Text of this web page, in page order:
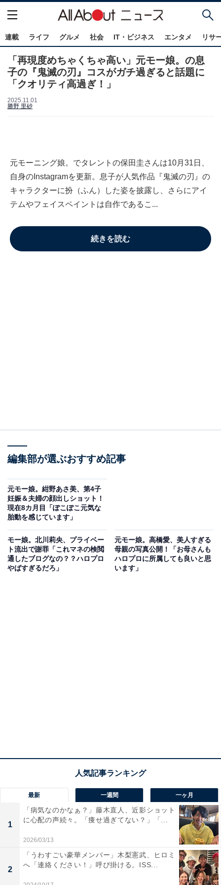
連載 ライフ グルメ 社会 IT・ビジネス エンタメ リサ
「再現度めちゃくちゃ高い」元モー娘。の息
子の『鬼滅の刃』コスがガチ過ぎると話題に
「クオリティ高過ぎ！」
2025.11.01
勝野 里砂
元モーニング娘。でタレントの保田圭さんは10月31日、
自身のInstagramを更新。息子が人気作品『鬼滅の刃』の
キャラクターに扮（ふん）した姿を披露し、さらにアイ
テムやフェイスペイントは自作であるこ...
続きを読む
編集部が選ぶおすすめ記事
元モー娘。紺野あさ美、第4子
妊娠＆夫婦の顔出しショット！
現在8カ月目「ぽこぽこ元気な
胎動を感じています」
モー娘。北川莉央、プライベー
ト流出で謝罪「これマネの検閲
通したブログなの？？ハロプロ
やばすぎるだろ」
元モー娘。高橋愛、美人すぎる
母親の写真公開！「お母さんも
ハロプロに所属しても良いと思
います」
最新 一週間 一ヶ月
1
「病気なのかなぁ？」藤木直人、近影ショット
に心配の声続々。「痩せ過ぎてない？」「...
2026/03/13
2
「うわすごい豪華メンバー」木梨憲武、ヒロミ
へ「連絡ください！」呼び掛ける。ISS...